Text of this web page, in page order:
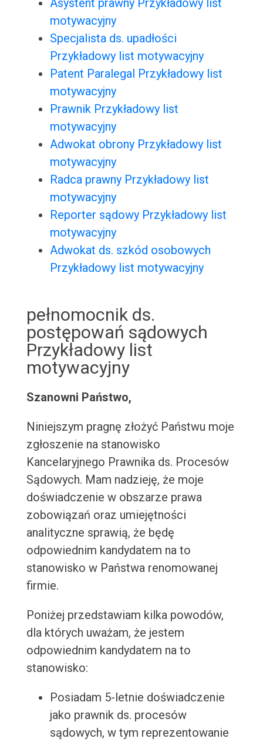
Asystent prawny Przykładowy list
motywacyjny
Specjalista ds. upadłości
Przykładowy list motywacyjny
Patent Paralegal Przykładowy list
motywacyjny
Prawnik Przykładowy list
motywacyjny
Adwokat obrony Przykładowy list
motywacyjny
Radca prawny Przykładowy list
motywacyjny
Reporter sądowy Przykładowy list
motywacyjny
Adwokat ds. szkód osobowych
Przykładowy list motywacyjny
pełnomocnik ds.
postępowań sądowych
Przykładowy list
motywacyjny
Szanowni Państwo,
Niniejszym pragnę złożyć Państwu moje
zgłoszenie na stanowisko
Kancelaryjnego Prawnika ds. Procesów
Sądowych. Mam nadzieję, że moje
doświadczenie w obszarze prawa
zobowiązań oraz umiejętności
analityczne sprawią, że będę
odpowiednim kandydatem na to
stanowisko w Państwa renomowanej
firmie.
Poniżej przedstawiam kilka powodów,
dla których uważam, że jestem
odpowiednim kandydatem na to
stanowisko:
Posiadam 5-letnie doświadczenie
jako prawnik ds. procesów
sądowych, w tym reprezentowanie